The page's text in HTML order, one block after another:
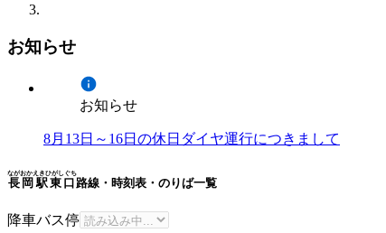
お知らせ
お知らせ
8月13日～16日の休日ダイヤ運行につきまして
長岡駅東口
ながおかえきひがしぐち
路線・時刻表・のりば一覧
降車バス停